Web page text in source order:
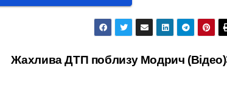
Жахлива ДТП поблизу Модрич (Відео)